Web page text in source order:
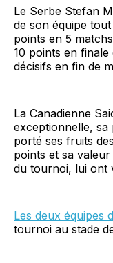
Le Serbe Stefan
de son équipe
points en 5
10 points en
décisifs en fin de
La Canadienne
exceptionnelle, sa
porté ses fruits
points et sa
du tournoi, lui ont
Les deux équipes
tournoi au stade